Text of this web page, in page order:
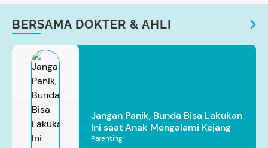
BERSAMA DOKTER & AHLI
Jangan Panik, Bunda Bisa Lakukan
Ini saat Anak Mengalami Kejang
Parenting